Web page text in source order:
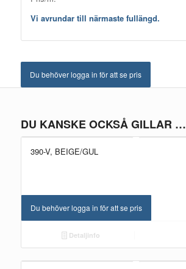
Vi avrundar till närmaste fullängd.
Du behöver logga in för att se pris
DU KANSKE OCKSÅ GILLAR …
390-V, BEIGE/GUL
Du behöver logga in för att se pris
Detaljinfo